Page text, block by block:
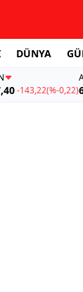
DÜNYA
-143,22(%-0,22)